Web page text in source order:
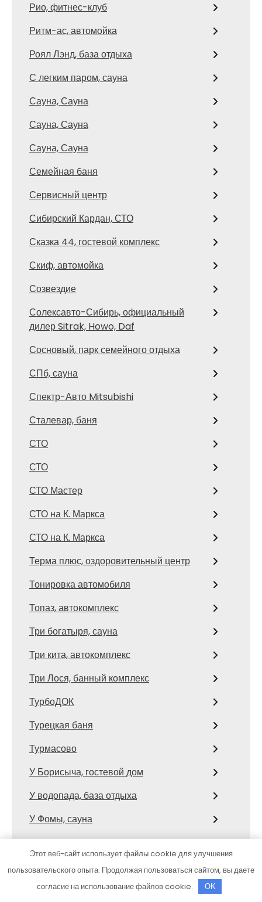
Рио, фитнес-клуб
Ритм-ас, автомойка
Роял Лэнд, база отдыха
С легким паром, сауна
Сауна, Сауна
Сауна, Сауна
Сауна, Сауна
Семейная баня
Сервисный центр
Сибирский Кардан, СТО
Сказка 44, гостевой комплекс
Скиф, автомойка
Созвездие
Солексавто-Сибирь, официальный
дилер Sitrak, Howo, Daf
Сосновый, парк семейного отдыха
СПб, сауна
Спектр-Авто Mitsubishi
Сталевар, баня
СТО
СТО
СТО Мастер
СТО на К. Маркса
СТО на К. Маркса
Терма плюс, оздоровительный центр
Тонировка автомобиля
Топаз, автокомплекс
Три богатыря, сауна
Три кита, автокомплекс
Три Лося, банный комплекс
ТурбоДОК
Турецкая баня
Турмасово
У Борисыча, гостевой дом
У водопада, база отдыха
У Фомы, сауна
Уют, сауна
Феникс-Авто, сервис-маркет
Фламинго, сауна
Этот веб-сайт использует файлы cookie для улучшения
пользовательского опыта. Продолжая пользоваться сайтом, вы даете
согласие на использование файлов cookie.
OK